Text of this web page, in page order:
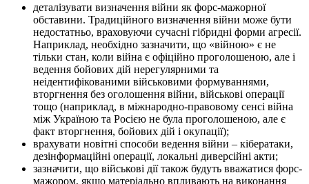
деталізувати визначення війни як форс-мажорної
обставини. Традиційного визначення війни може бути
недостатньо, враховуючи сучасні гібридні форми агресії.
Наприклад, необхідно зазначити, що «війною» є не
тільки стан, коли війна є офіційно проголошеною, але і
ведення бойових дій нерегулярними та
неідентифікованими військовими формуваннями,
вторгнення без оголошення війни, військові операції
тощо (наприклад, в міжнародно-правовому сенсі війна
між Україною та Росією не була проголошеною, але є
факт вторгнення, бойових дій і окупації);
врахувати новітні способи ведення війни – кібератаки,
дезінформаційні операції, локальні диверсійні акти;
зазначити, що військові дії також будуть вважатися форс-
мажором, якщо матеріально впливають на виконання